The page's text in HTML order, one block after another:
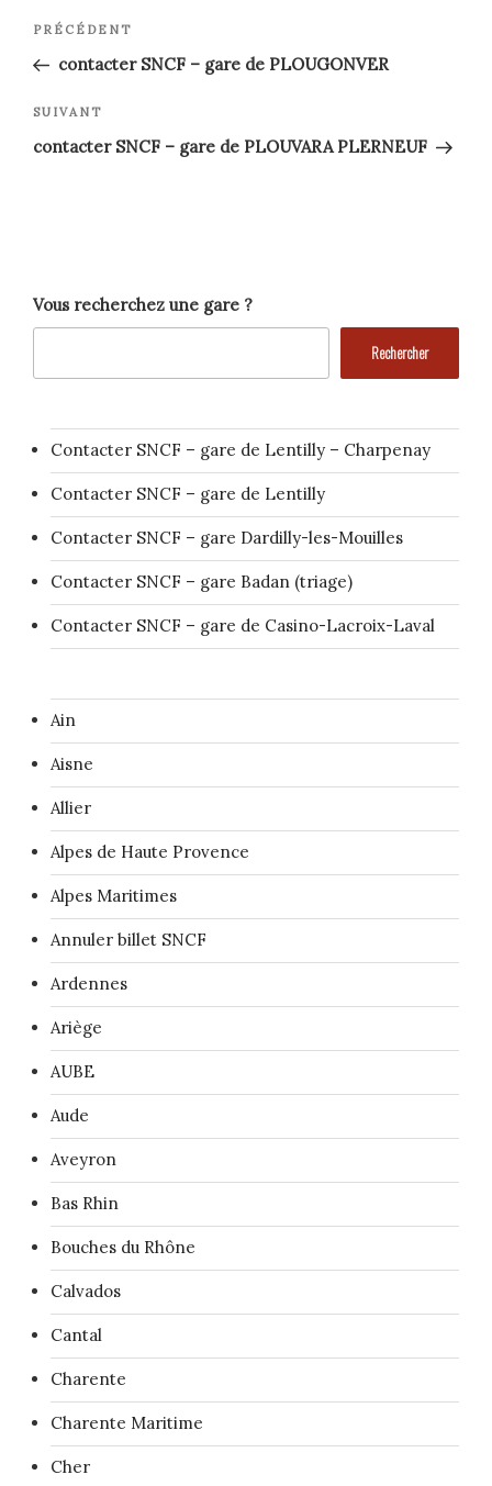
Navigation
de
l’article
Article
précédent
PRÉCÉDENT
contacter SNCF – gare de PLOUGONVER
Article
suivant
SUIVANT
contacter SNCF – gare de PLOUVARA PLERNEUF
Vous recherchez une gare ?
Rechercher
Contacter SNCF – gare de Lentilly – Charpenay
Contacter SNCF – gare de Lentilly
Contacter SNCF – gare Dardilly-les-Mouilles
Contacter SNCF – gare Badan (triage)
Contacter SNCF – gare de Casino-Lacroix-Laval
Ain
Aisne
Allier
Alpes de Haute Provence
Alpes Maritimes
Annuler billet SNCF
Ardennes
Ariège
AUBE
Aude
Aveyron
Bas Rhin
Bouches du Rhône
Calvados
Cantal
Charente
Charente Maritime
Cher